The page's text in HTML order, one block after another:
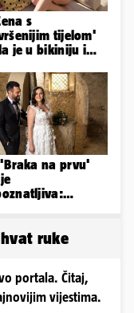
s
tijelom'
je u bikiniju i
na prvu'
ruke
portala. Čitaj,
vijestima.